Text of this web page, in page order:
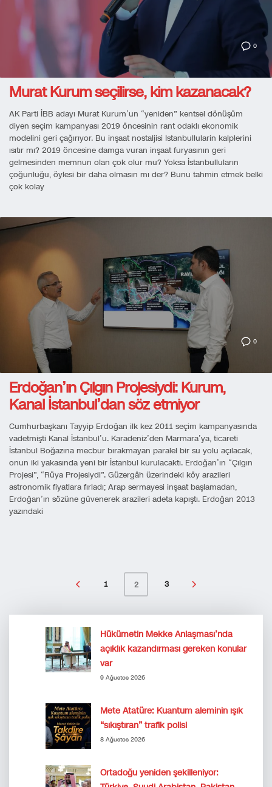
0
Murat Kurum seçilirse, kim kazanacak?
AK Parti İBB adayı Murat Kurum’un “yeniden” kentsel dönüşüm
diyen seçim kampanyası 2019 öncesinin rant odaklı ekonomik
modelini geri çağırıyor. Bu inşaat nostaljisi Istanbullularin kalplerini
ısıtır mı? 2019 öncesine damga vuran inşaat furyasının geri
gelmesinden memnun olan çok olur mu? Yoksa İstanbulluların
çoğunluğu, öylesi bir daha olmasın mı der? Bunu tahmin etmek belki
çok kolay
0
Erdoğan’ın Çılgın Projesiydi: Kurum,
Kanal İstanbul’dan söz etmiyor
Cumhurbaşkanı Tayyip Erdoğan ilk kez 2011 seçim kampanyasında
vadetmişti Kanal İstanbul’u. Karadeniz’den Marmara’ya, ticareti
İstanbul Boğazına mecbur bırakmayan paralel bir su yolu açılacak,
onun iki yakasında yeni bir İstanbul kurulacaktı. Erdoğan’ın “Çılgın
Projesi”, “Rüya Projesiydi”. Güzergâh üzerindeki köy arazileri
astronomik fiyatlara fırladı; Arap sermayesi inşaat başlamadan,
Erdoğan’ın sözüne güvenerek arazileri adeta kapıştı. Erdoğan 2013
yazındaki
1 2 3
Hükümetin Mekke Anlaşması’nda
açıklık kazandırması gereken konular
var
9 Ağustos 2026
Mete Atatüre: Kuantum aleminin ışık
“sıkıştıran” trafik polisi
8 Ağustos 2026
Ortadoğu yeniden şekilleniyor: